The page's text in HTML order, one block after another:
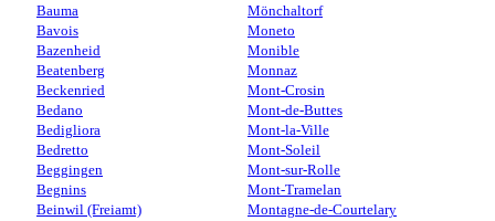
Bauma
Bavois
Bazenheid
Beatenberg
Beckenried
Bedano
Bedigliora
Bedretto
Beggingen
Begnins
Beinwil (Freiamt)
Mönchaltorf
Moneto
Monible
Monnaz
Mont-Crosin
Mont-de-Buttes
Mont-la-Ville
Mont-Soleil
Mont-sur-Rolle
Mont-Tramelan
Montagne-de-Courtelary